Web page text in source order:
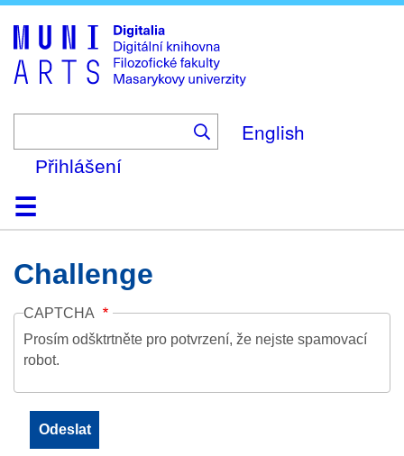
to
main
content
English
Přihlášení
DomůKolekce
Prohlížení
Vyhledávání
O platformě
Nápověda
KontaktDigitalia
Challenge
CAPTCHA
Prosím odšktrtněte pro potvrzení, že nejste spamovací
robot.